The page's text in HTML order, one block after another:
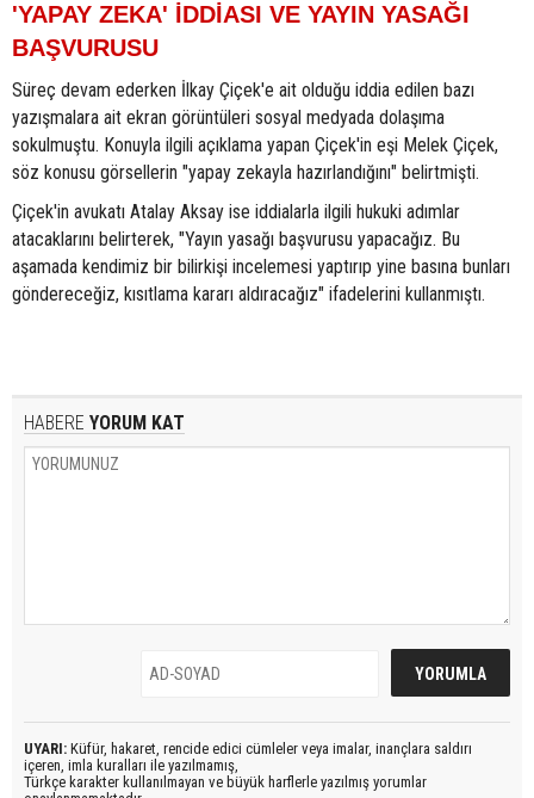
'YAPAY ZEKA' İDDİASI VE YAYIN YASAĞI
BAŞVURUSU
Süreç devam ederken İlkay Çiçek'e ait olduğu iddia edilen bazı
yazışmalara ait ekran görüntüleri sosyal medyada dolaşıma
sokulmuştu. Konuyla ilgili açıklama yapan Çiçek'in eşi Melek Çiçek,
söz konusu görsellerin "yapay zekayla hazırlandığını" belirtmişti.
Çiçek'in avukatı Atalay Aksay ise iddialarla ilgili hukuki adımlar
atacaklarını belirterek, "Yayın yasağı başvurusu yapacağız. Bu
aşamada kendimiz bir bilirkişi incelemesi yaptırıp yine basına bunları
göndereceğiz, kısıtlama kararı aldıracağız" ifadelerini kullanmıştı.
HABERE YORUM KAT
UYARI: Küfür, hakaret, rencide edici cümleler veya imalar, inançlara saldırı
içeren, imla kuralları ile yazılmamış,
Türkçe karakter kullanılmayan ve büyük harflerle yazılmış yorumlar